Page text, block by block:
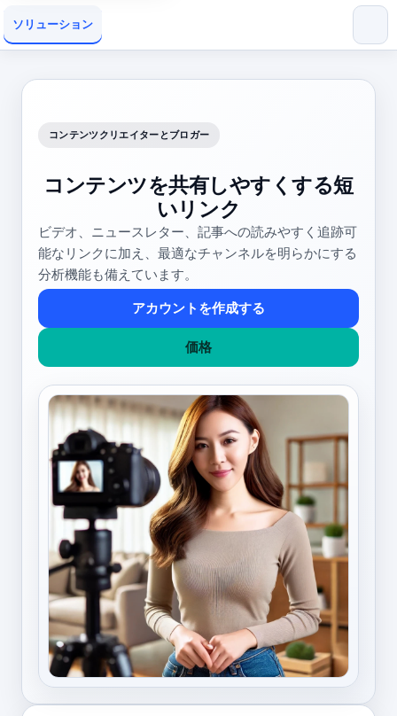
ソリューション
コンテンツクリエイターとブロガー
コンテンツを共有しやすくする短
いリンク
ビデオ、ニュースレター、記事への読みやすく追跡可
能なリンクに加え、最適なチャンネルを明らかにする
分析機能も備えています。
アカウントを作成する
価格